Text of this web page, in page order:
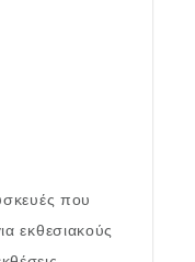
που
εκθεσιακούς